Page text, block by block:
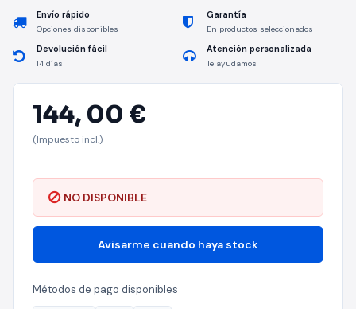
Envío rápido
Opciones disponibles
Garantía
En productos seleccionados
Devolución fácil
14 días
Atención personalizada
Te ayudamos
144, 00 €
(Impuesto incl.)
NO DISPONIBLE
Avisarme cuando haya stock
Métodos de pago disponibles